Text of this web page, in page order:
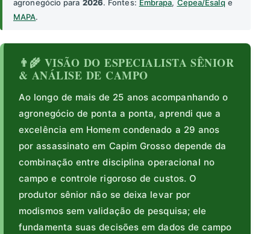
agronegócio para 2026. Fontes: Embrapa, Cepea/Esalq e
MAPA.
👨‍🌾 VISÃO DO ESPECIALISTA SÊNIOR
& ANÁLISE DE CAMPO
Ao longo de mais de 25 anos acompanhando o
agronegócio de ponta a ponta, aprendi que a
excelência em Homem condenado a 29 anos
por assassinato em Capim Grosso depende da
combinação entre disciplina operacional no
campo e controle rigoroso de custos. O
produtor sênior não se deixa levar por
modismos sem validação de pesquisa; ele
fundamenta suas decisões em dados de campo